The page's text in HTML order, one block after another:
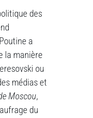
des
a
la manière
ou
médias et
Moscou,
du